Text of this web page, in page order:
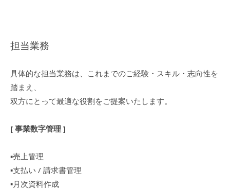
担当業務
具体的な担当業務は、これまでのご経験・スキル・志向性を
踏まえ、
双方にとって最適な役割をご提案いたします。
[ 事業数字管理 ]
▪︎売上管理
▪︎支払い / 請求書管理
▪︎月次資料作成